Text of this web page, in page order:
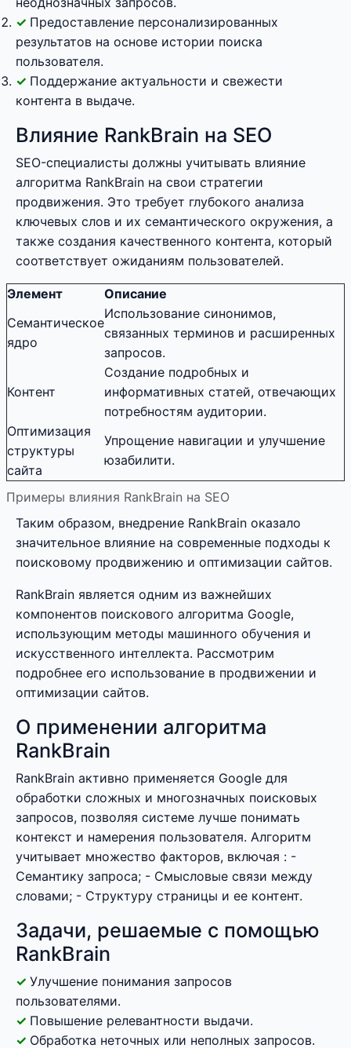
Предоставление персонализированных
результатов на основе истории поиска
пользователя.
Поддержание актуальности и свежести
контента в выдаче.
Влияние RankBrain на SEO
SEO-специалисты должны учитывать влияние
алгоритма RankBrain на свои стратегии
продвижения. Это требует глубокого анализа
ключевых слов и их семантического окружения, а
также создания качественного контента, который
соответствует ожиданиям пользователей.
Примеры влияния RankBrain на SEO
Элемент
Описание
Семантическое
ядро
Использование синонимов,
связанных терминов и расширенных
запросов.
Контент
Создание подробных и
информативных статей, отвечающих
потребностям аудитории.
Оптимизация
структуры
сайта
Упрощение навигации и улучшение
юзабилити.
Таким образом, внедрение RankBrain оказало
значительное влияние на современные подходы к
поисковому продвижению и оптимизации сайтов.
RankBrain является одним из важнейших
компонентов поискового алгоритма Google,
использующим методы машинного обучения и
искусственного интеллекта. Рассмотрим
подробнее его использование в продвижении и
оптимизации сайтов.
О применении алгоритма
RankBrain
RankBrain активно применяется Google для
обработки сложных и многозначных поисковых
запросов, позволяя системе лучше понимать
контекст и намерения пользователя. Алгоритм
учитывает множество факторов, включая : -
Семантику запроса; - Смысловые связи между
словами; - Структуру страницы и ее контент.
Задачи, решаемые с помощью
RankBrain
Улучшение понимания запросов
пользователями.
Повышение релевантности выдачи.
Обработка неточных или неполных запросов.